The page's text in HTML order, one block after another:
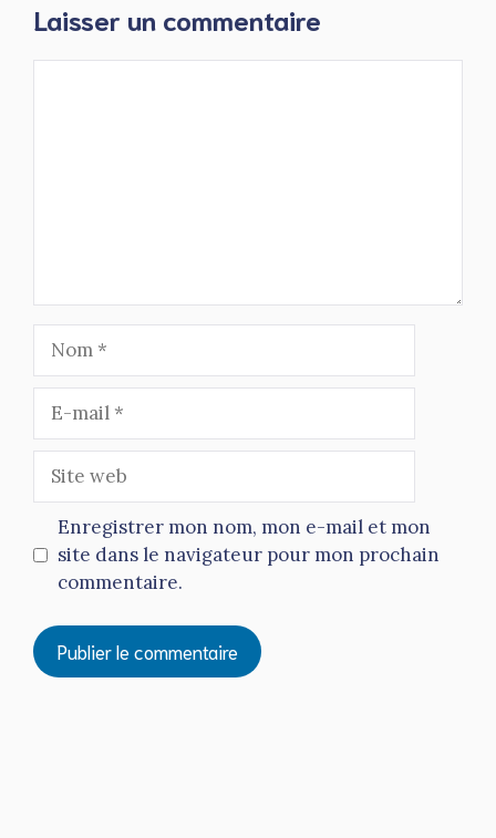
Laisser un commentaire
mail
web
Enregistrer mon nom, mon e-mail et mon
site dans le navigateur pour mon prochain
commentaire.